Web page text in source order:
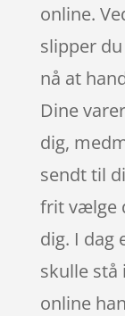
online.
slipper
nå at
Dine
dig,
sendt til
frit vælge
dig. I dag
skulle stå
online